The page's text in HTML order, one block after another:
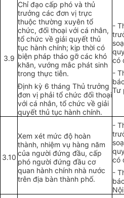
3.9
Chỉ đạo cấp phó và thủ
trưởng các đơn vị trực
thuộc thường xuyên tổ
chức, đối thoại với cá nhân,
tổ chức về giải quyết thủ
tục hành chính; kịp thời có
biện pháp tháo gỡ các khó
khăn, vướng mắc phát sinh
trong thực tiễn.
Định kỳ 6 tháng Thủ trưởng
đơn vị phải tổ chức đối thoại
với cá nhân, tổ chức về giải
quyết thủ tục hành chính.
-
có
-
Tư
3.10
Xem xét mức độ hoàn
thành, nhiệm vụ hàng năm
của người đứng đầu, cấp
phó người đứng đầu cơ
quan hành chính nhà nước
trên địa bàn thành phố.
-
có
-